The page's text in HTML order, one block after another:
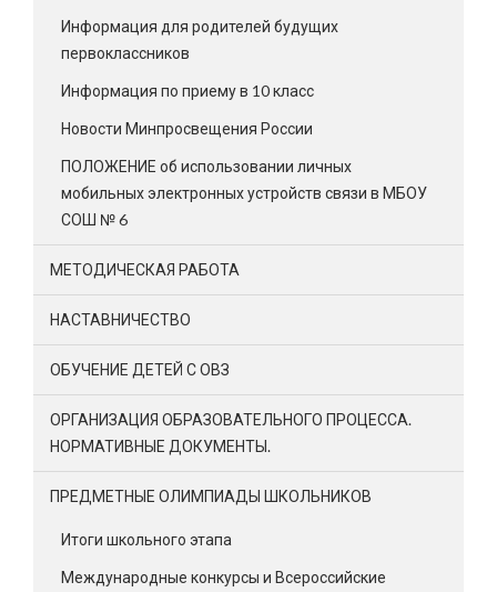
Информация для родителей будущих
первоклассников
Информация по приему в 10 класс
Новости Минпросвещения России
ПОЛОЖЕНИЕ об использовании личных
мобильных электронных устройств связи в МБОУ
СОШ № 6
МЕТОДИЧЕСКАЯ РАБОТА
НАСТАВНИЧЕСТВО
ОБУЧЕНИЕ ДЕТЕЙ С ОВЗ
ОРГАНИЗАЦИЯ ОБРАЗОВАТЕЛЬНОГО ПРОЦЕССА.
НОРМАТИВНЫЕ ДОКУМЕНТЫ.
ПРЕДМЕТНЫЕ ОЛИМПИАДЫ ШКОЛЬНИКОВ
Итоги школьного этапа
Международные конкурсы и Всероссийские